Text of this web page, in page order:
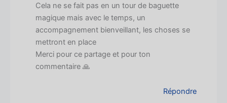
Cela ne se fait pas en un tour de baguette
magique mais avec le temps, un
accompagnement bienveillant, les choses se
mettront en place
Merci pour ce partage et pour ton
commentaire 🙏
Répondre